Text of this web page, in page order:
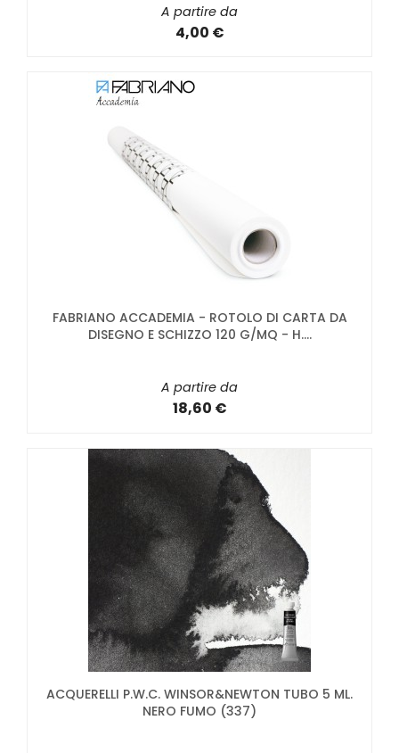
A partire da
4,00 €
FABRIANO ACCADEMIA - ROTOLO DI CARTA DA
DISEGNO E SCHIZZO 120 G/MQ - H....
A partire da
18,60 €
ACQUERELLI P.W.C. WINSOR&NEWTON TUBO 5 ML.
NERO FUMO (337)